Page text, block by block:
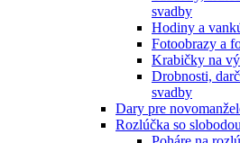
svadby
Hodiny a
Fotoobrazy a
Krabičky na
Drobnosti,
svadby
Dary pre
Rozlúčka so slobodou